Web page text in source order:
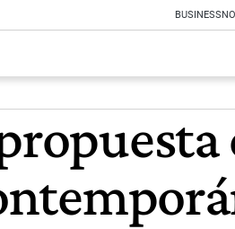
BUSINESS